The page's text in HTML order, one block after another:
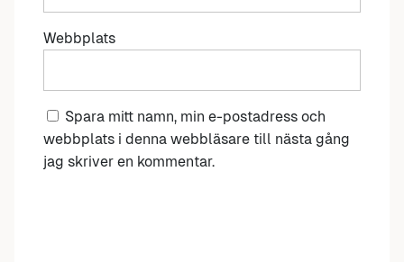
Webbplats
Spara mitt namn, min e-postadress och
webbplats i denna webbläsare till nästa gång
jag skriver en kommentar.